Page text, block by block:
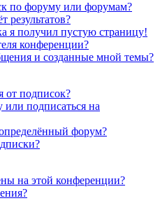
по форуму или форумам?
результатов?
я получил пустую страницу!
конференции?
и созданные мной темы?
от подписок?
или подписаться на
форум?
на этой конференции?